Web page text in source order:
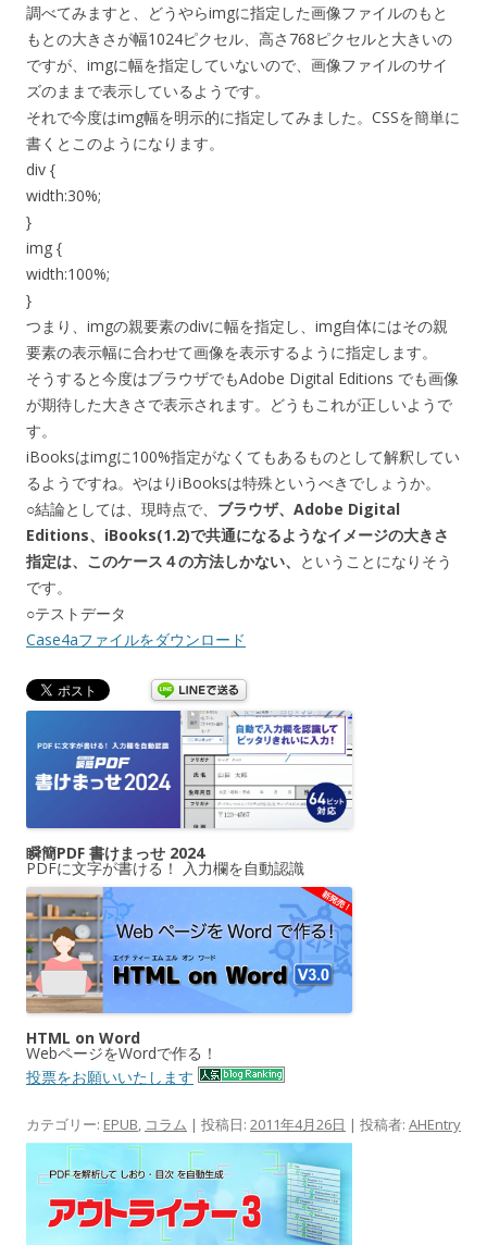
調べてみますと、どうやらimgに指定した画像ファイルのもと
もとの大きさが幅1024ピクセル、高さ768ピクセルと大きいの
ですが、imgに幅を指定していないので、画像ファイルのサイ
ズのままで表示しているようです。
それで今度はimg幅を明示的に指定してみました。CSSを簡単に
書くとこのようになります。
div {
width:30%;
}
img {
width:100%;
}
つまり、imgの親要素のdivに幅を指定し、img自体にはその親
要素の表示幅に合わせて画像を表示するように指定します。
そうすると今度はブラウザでもAdobe Digital Editions でも画像
が期待した大きさで表示されます。どうもこれが正しいようで
す。
iBooksはimgに100%指定がなくてもあるものとして解釈してい
るようですね。やはりiBooksは特殊というべきでしょうか。
○結論としては、現時点で、 ブラウザ、Adobe Digital
Editions、iBooks(1.2)で共通になるようなイメージの大きさ
指定は、このケース４の方法しかない、
ということになりそう
です。
○テストデータ
Case4aファイルをダウンロード
瞬簡PDF 書けまっせ 2024
PDFに文字が書ける！ 入力欄を自動認識
HTML on Word
WebページをWordで作る！
投票をお願いいたします
カテゴリー: EPUB, コラム | 投稿日: 2011年4月26日 | 投稿者: AHEntry